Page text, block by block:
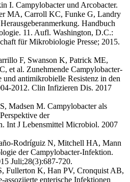
I. Campylobacter und Arcobacter.
MA, Carroll KC, Funke G, Landry
Handbuch
11. Aufl. Washington, D.C.:
für Mikrobiologie Presse; 2015.
F, Swanson K, Patrick ME,
et al. Zunehmende Campylobacter-
antimikrobielle Resistenz in den
2012. Clin Infizieren Dis. 2017
Madsen M. Campylobacter als
der
Int J Lebensmittel Microbiol. 2007
Rodríguiz N, Mitchell HA, Mann
der Campylobacter-Infektion.
Juli;28(3):687-720.
Fullerton K, Han PV, Cronquist AB,
assoziierte enterische Infektionen